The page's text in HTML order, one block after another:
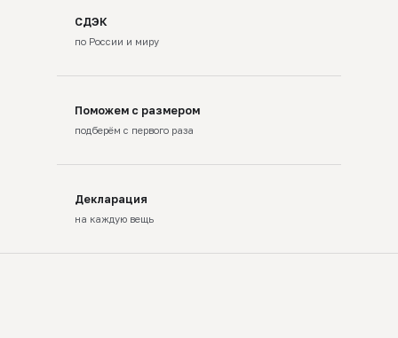
СДЭК
по России и миру
Поможем с размером
подберём с первого раза
Декларация
на каждую вещь